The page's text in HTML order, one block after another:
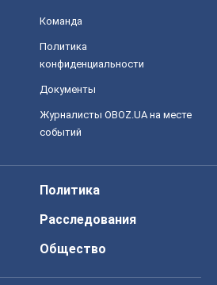
Команда
Политика
конфиденциальности
Документы
Журналисты OBOZ.UA на месте
событий
Политика
Расследования
Общество